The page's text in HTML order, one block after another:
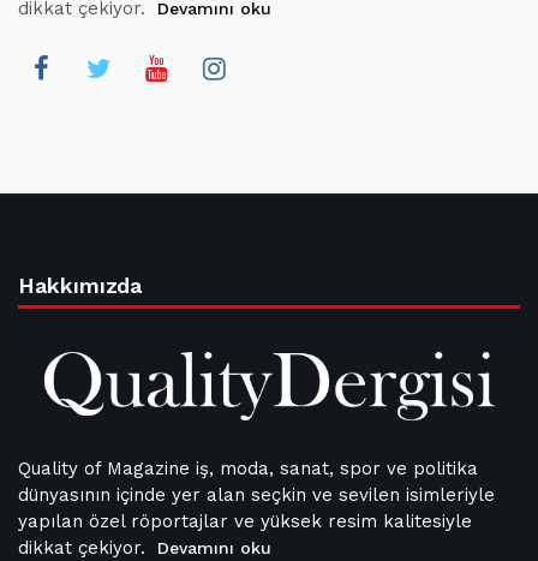
dikkat çekiyor.
Devamını oku
Hakkımızda
Quality of Magazine iş, moda, sanat, spor ve politika
dünyasının içinde yer alan seçkin ve sevilen isimleriyle
yapılan özel röportajlar ve yüksek resim kalitesiyle
dikkat çekiyor.
Devamını oku